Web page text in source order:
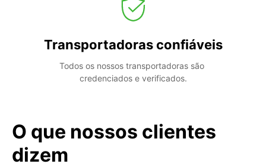
Transportadoras confiáveis
Todos os nossos transportadoras são
credenciados e verificados.
O que nossos clientes
dizem